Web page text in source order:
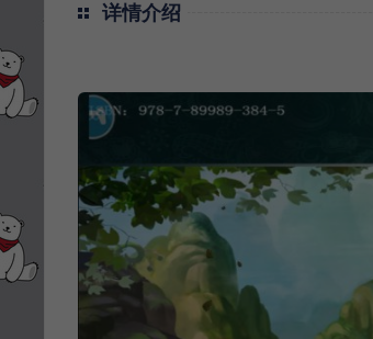
详情介绍